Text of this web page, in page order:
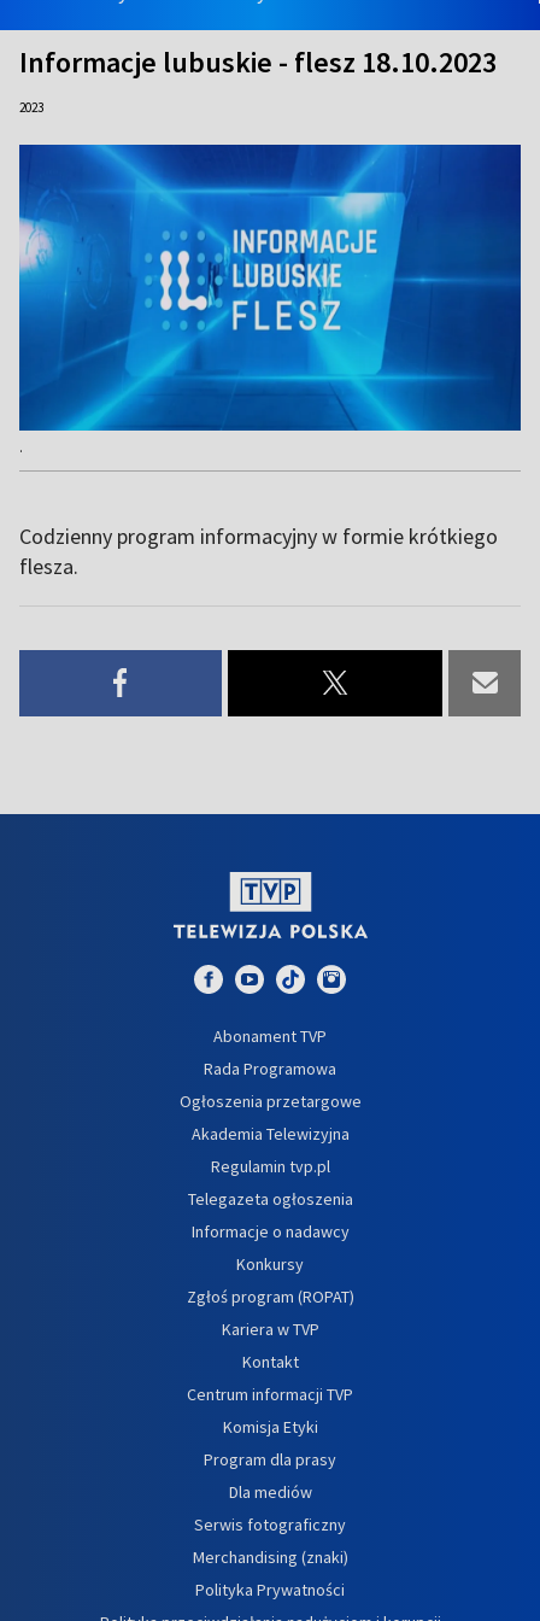
Informacje lubuskie - flesz 18.10.2023
2023
.
Codzienny program informacyjny w formie krótkiego
flesza.
Abonament TVP
Rada Programowa
Ogłoszenia przetargowe
Akademia Telewizyjna
Regulamin tvp.pl
Telegazeta ogłoszenia
Informacje o nadawcy
Konkursy
Zgłoś program (ROPAT)
Kariera w TVP
Kontakt
Centrum informacji TVP
Komisja Etyki
Program dla prasy
Dla mediów
Serwis fotograficzny
Merchandising (znaki)
Polityka Prywatności